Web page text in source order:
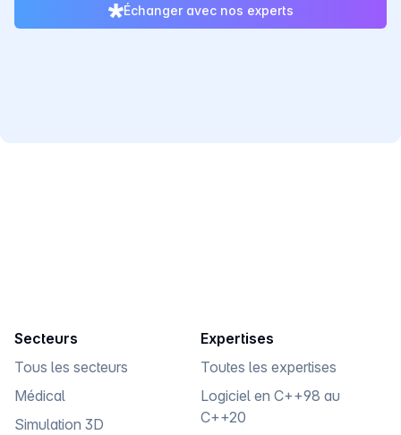
Échanger avec nos experts
Secteurs
Tous les secteurs
Médical
Simulation 3D
Expertises
Toutes les expertises
Logiciel en C++98 au
C++20